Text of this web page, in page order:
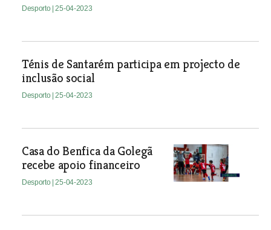
Desporto | 25-04-2023
Ténis de Santarém participa em projecto de
inclusão social
Desporto | 25-04-2023
Casa do Benfica da Golegã
recebe apoio financeiro
Desporto | 25-04-2023